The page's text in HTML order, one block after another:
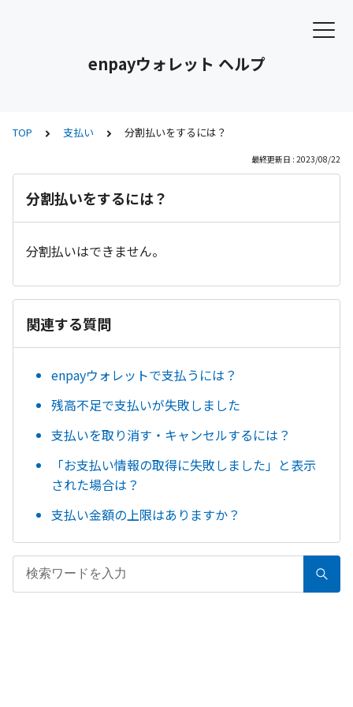
enpayウォレット ヘルプ
TOP 支払い 分割払いをするには？
最終更新日 : 2023/08/22
分割払いをするには？
分割払いはできません。
関連する質問
enpayウォレットで支払うには？
残高不足で支払いが失敗しました
支払いを取り消す・キャンセルするには？
「お支払い情報の取得に失敗しました」と表示
された場合は？
支払い金額の上限はありますか？